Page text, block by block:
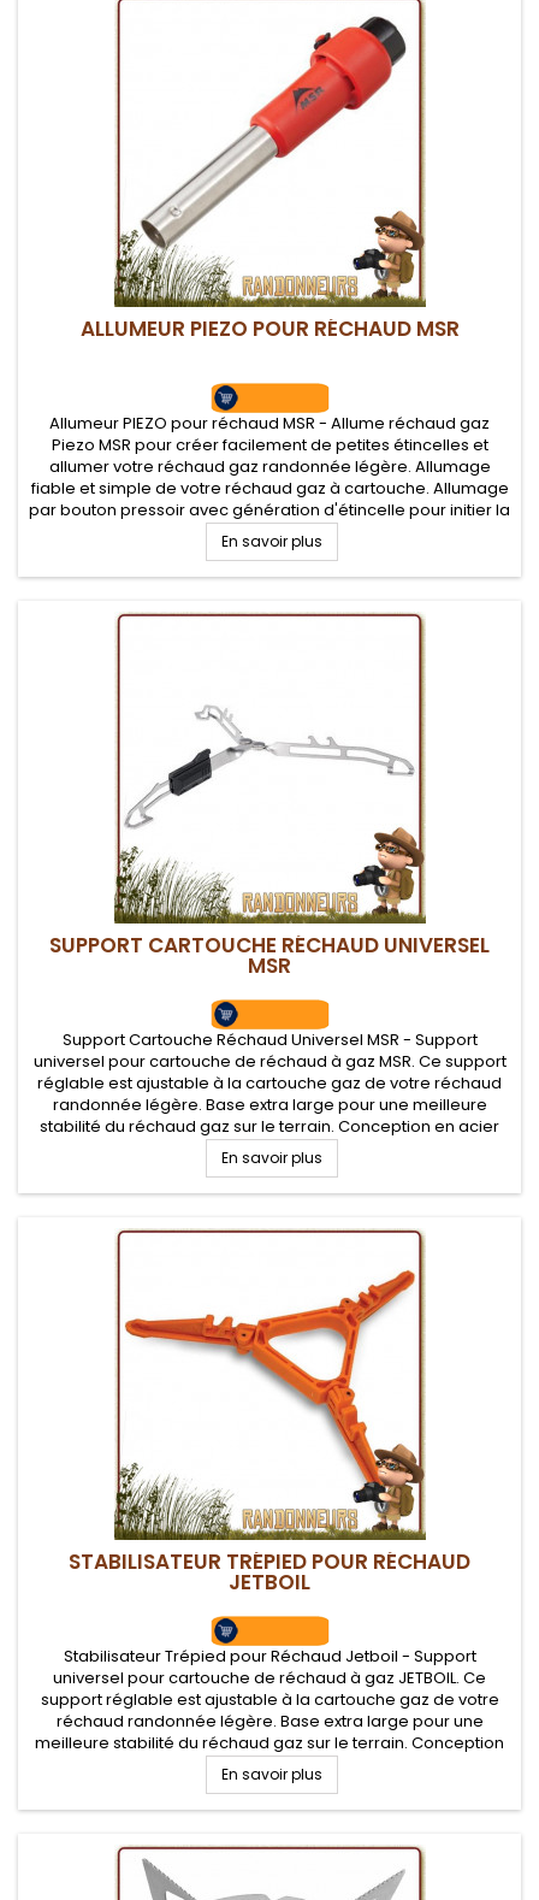
ALLUMEUR PIEZO POUR RÉCHAUD MSR
Allumeur PIEZO pour réchaud MSR - Allume réchaud gaz
Piezo MSR pour créer facilement de petites étincelles et
allumer votre réchaud gaz randonnée légère. Allumage
fiable et simple de votre réchaud gaz à cartouche. Allumage
par bouton pressoir avec génération d'étincelle pour initier la
flamme du bruleur en toute sécurité
En savoir plus
SUPPORT CARTOUCHE RÉCHAUD UNIVERSEL
MSR
Support Cartouche Réchaud Universel MSR - Support
universel pour cartouche de réchaud à gaz MSR. Ce support
réglable est ajustable à la cartouche gaz de votre réchaud
randonnée légère. Base extra large pour une meilleure
stabilité du réchaud gaz sur le terrain. Conception en acier
inoxydable robuste
En savoir plus
STABILISATEUR TRÉPIED POUR RÉCHAUD
JETBOIL
Stabilisateur Trépied pour Réchaud Jetboil - Support
universel pour cartouche de réchaud à gaz JETBOIL. Ce
support réglable est ajustable à la cartouche gaz de votre
réchaud randonnée légère. Base extra large pour une
meilleure stabilité du réchaud gaz sur le terrain. Conception
en plastique ultra léger et compact
En savoir plus